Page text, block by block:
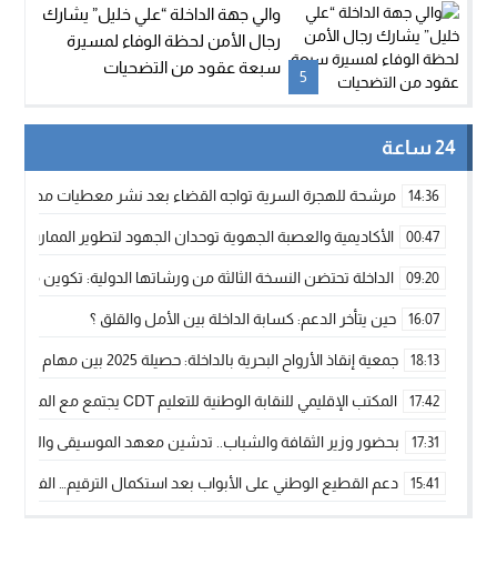
5
والي جهة الداخلة “علي خليل” يشارك
رجال الأمن لحظة الوفاء لمسيرة
سبعة عقود من التضحيات
24 ساعة
14:36 مرشحة للهجرة السرية تواجه القضاء بعد نشر معطيات مضللة
00:47 الأكاديمية والعصبة الجهوية توحدان الجهود لتطوير الممارسة
09:20 الداخلة تحتضن النسخة الثالثة من ورشاتها الدولية: تكوين
16:07 حين يتأخر الدعم: كسابة الداخلة بين الأمل والقلق ؟
18:13 جمعية إنقاذ الأرواح البحرية بالداخلة: حصيلة 2025 بين مهام الإنقاذ ومشروع “دار البحار”
17:42 المكتب الإقليمي للنقابة الوطنية للتعليم CDT يجتمع مع المدير الإقليمي لمناقشة ملفات جوهرية لنساء ورجال التعليم
17:31 بحضور وزير الثقافة والشباب.. تدشين معهد الموسيقى والفنون
15:41 دعم القطيع الوطني على الأبواب بعد استكمال الترقيم…